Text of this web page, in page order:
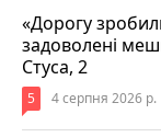
«Дорогу
задоволені
Стуса, 2
5 4 серпня 2026 р.